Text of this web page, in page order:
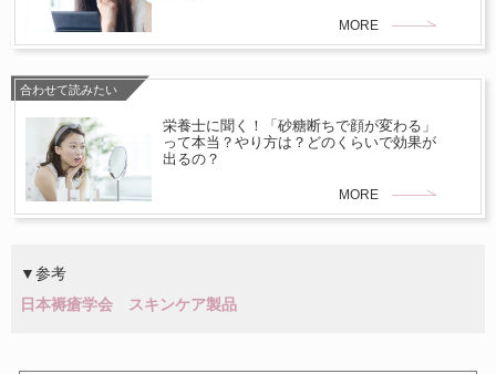
MORE
合わせて読みたい
栄養士に聞く！「砂糖断ちで顔が変わる」
って本当？やり方は？どのくらいで効果が
出るの？
MORE
▼参考
日本褥瘡学会 スキンケア製品